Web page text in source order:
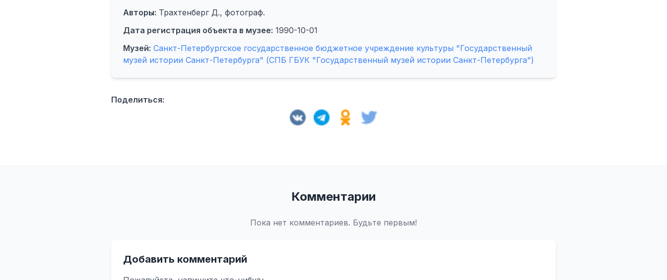
Авторы: Трахтенберг Д., фотограф.
Дата регистрация объекта в музее: 1990-10-01
Музей: Санкт-Петербургское государственное бюджетное учреждение культуры "Государственный
музей истории Санкт-Петербурга" (СПБ ГБУК "Государственный музей истории Санкт-Петербурга")
Поделиться:
Комментарии
Пока нет комментариев. Будьте первым!
Добавить комментарий